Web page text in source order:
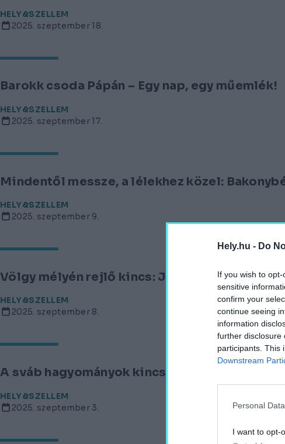
Hely.hu - Do
If you wish to
sensitive
confirm your
continue seeing
information
further disclosure
participants. This
Downstream
Personal
I want to opt-
HELY&SZELLEM
2025. szeptember 18.
Barokk csoda Pápán – Egy nap, egy műemlék!
HELY&SZELLEM
2025. szeptember 17.
Mindentől messze, a lélekhez közel:
HELY&SZELLEM
2025. szeptember 9.
Völgy mélyén rejlő kincs: Jósvafő – Egy nap,
HELY&SZELLEM
2025. szeptember 8.
A sváb hagyományok kincsestára: Mór
HELY&SZELLEM
2025. szeptember 3.